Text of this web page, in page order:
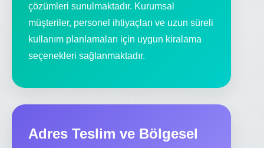
çözümleri sunulmaktadır. Kurumsal
müşteriler, personel ihtiyaçları ve uzun süreli
kullanım planlamaları için uygun kiralama
seçenekleri sağlanmaktadır.
Adres Teslim ve Bölgesel